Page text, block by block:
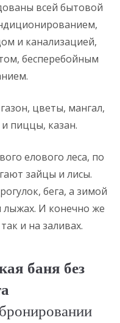
всей бытовой
и канализацией,
бесперебойным
цветы, мангал,
и пиццы, казан.
елового леса, по
зайцы и лисы.
бега, а зимой
лыжах. И конечно же
и на заливах.
баня без